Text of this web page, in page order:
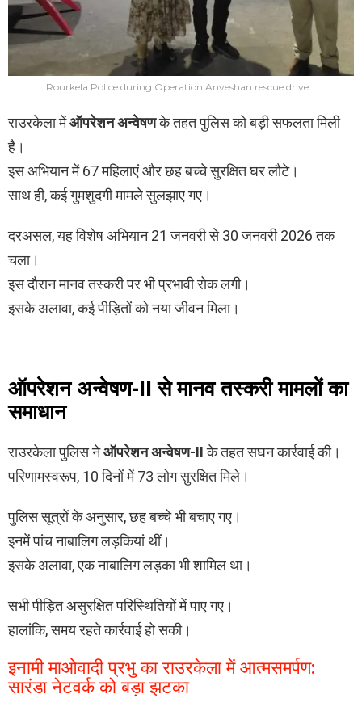
Rourkela Police during Operation Anveshan rescue drive
राउरकेला मेंऑपरेशन अन्वेषणके तहत पुलिस को बड़ी सफलता मिली
है।
इस अभियान में 67 महिलाएं और छह बच्चे सुरक्षित घर लौटे।
साथ ही, कई गुमशुदगी मामले सुलझाए गए।
दरअसल, यह विशेष अभियान 21 जनवरी से 30 जनवरी 2026 तक
चला।
इस दौरान मानव तस्करी पर भी प्रभावी रोक लगी।
इसके अलावा, कई पीड़ितों को नया जीवन मिला।
ऑपरेशन अन्वेषण-II से मानव तस्करी मामलों का
समाधान
राउरकेला पुलिस नेऑपरेशन अन्वेषण-IIके तहत सघन कार्रवाई की।
परिणामस्वरूप, 10 दिनों में 73 लोग सुरक्षित मिले।
पुलिस सूत्रों के अनुसार, छह बच्चे भी बचाए गए।
इनमें पांच नाबालिग लड़कियां थीं।
इसके अलावा, एक नाबालिग लड़का भी शामिल था।
सभी पीड़ित असुरक्षित परिस्थितियों में पाए गए।
हालांकि, समय रहते कार्रवाई हो सकी।
इनामी माओवादी प्रभु का राउरकेला में आत्मसमर्पण:
सारंडा नेटवर्क को बड़ा झटका